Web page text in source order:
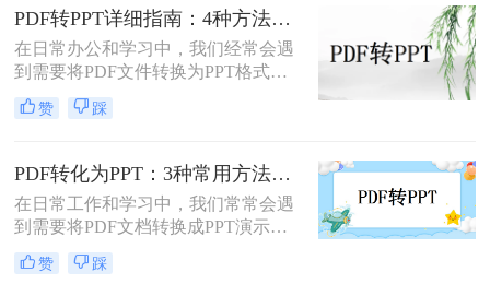
PPT（PowerPoint）格式，以便进行演
示或编辑。虽然PDF到PPT的转换可
能不如其他格式转换那样直接，但通
过一些方法和工具，我们仍然可以实
现这一目的。本文将详细介绍怎么把
pdf转换成ppt的几种方法，以及相关
PDF转PPT详细指南：4种方法的参数配置和输出效果调优！
在日常办公和学习中，我们经常会遇
到需要将PDF文件转换为PPT格式的
情况。无论是为了便于演示还是进一
步编辑，掌握有效的转换方法都是必
本文将详细介绍几种常用的方法。
赞 踩
PDF转化为PPT：3种常用方法在不同PPT版本下的兼容性！
在日常工作和学习中，我们常常会遇
到需要将PDF文档转换成PPT演示文
稿的情况。无论是为了更好地展示信
息，还是为了方便编辑，掌握如何进
赞 踩